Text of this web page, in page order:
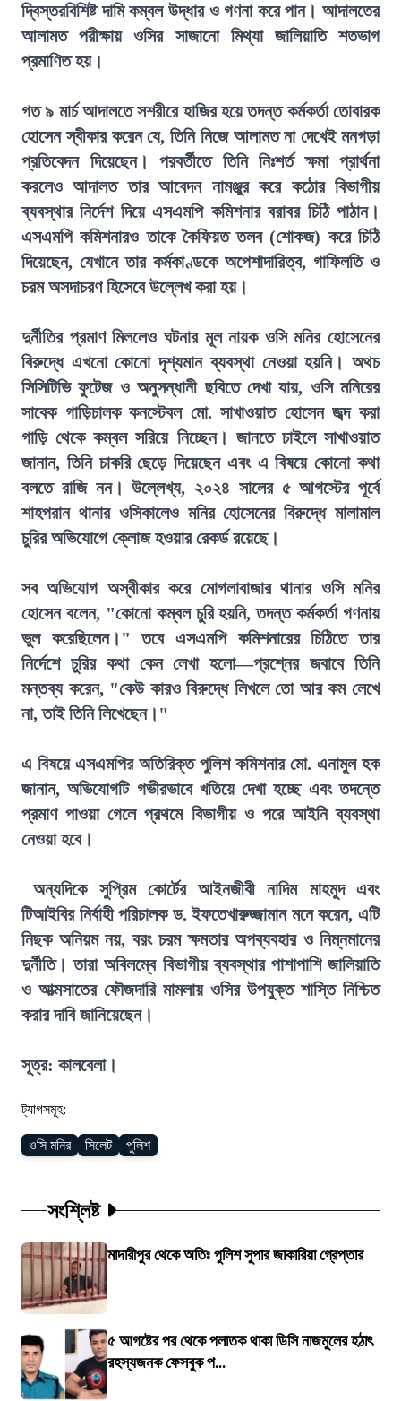
দ্বিস্তরবিশিষ্ট দামি কম্বল উদ্ধার ও গণনা করে পান। আদালতের
আলামত পরীক্ষায় ওসির সাজানো মিথ্যা জালিয়াতি শতভাগ
প্রমাণিত হয়।
গত ৯ মার্চ আদালতে সশরীরে হাজির হয়ে তদন্ত কর্মকর্তা তোবারক
হোসেন স্বীকার করেন যে, তিনি নিজে আলামত না দেখেই মনগড়া
প্রতিবেদন দিয়েছেন। পরবর্তীতে তিনি নিঃশর্ত ক্ষমা প্রার্থনা
করলেও আদালত তার আবেদন নামঞ্জুর করে কঠোর বিভাগীয়
ব্যবস্থার নির্দেশ দিয়ে এসএমপি কমিশনার বরাবর চিঠি পাঠান।
এসএমপি কমিশনারও তাকে কৈফিয়ত তলব (শোকজ) করে চিঠি
দিয়েছেন, যেখানে তার কর্মকাণ্ডকে অপেশাদারিত্ব, গাফিলতি ও
চরম অসদাচরণ হিসেবে উল্লেখ করা হয়।
দুর্নীতির প্রমাণ মিললেও ঘটনার মূল নায়ক ওসি মনির হোসেনের
বিরুদ্ধে এখনো কোনো দৃশ্যমান ব্যবস্থা নেওয়া হয়নি। অথচ
সিসিটিভি ফুটেজ ও অনুসন্ধানী ছবিতে দেখা যায়, ওসি মনিরের
সাবেক গাড়িচালক কনস্টেবল মো. সাখাওয়াত হোসেন জব্দ করা
গাড়ি থেকে কম্বল সরিয়ে নিচ্ছেন। জানতে চাইলে সাখাওয়াত
জানান, তিনি চাকরি ছেড়ে দিয়েছেন এবং এ বিষয়ে কোনো কথা
বলতে রাজি নন। উল্লেখ্য, ২০২৪ সালের ৫ আগস্টের পূর্বে
শাহপরান থানার ওসিকালেও মনির হোসেনের বিরুদ্ধে মালামাল
চুরির অভিযোগে ক্লোজ হওয়ার রেকর্ড রয়েছে।
সব অভিযোগ অস্বীকার করে মোগলাবাজার থানার ওসি মনির
হোসেন বলেন, "কোনো কম্বল চুরি হয়নি, তদন্ত কর্মকর্তা গণনায়
ভুল করেছিলেন।" তবে এসএমপি কমিশনারের চিঠিতে তার
নির্দেশে চুরির কথা কেন লেখা হলো—প্রশ্নের জবাবে তিনি
মন্তব্য করেন, "কেউ কারও বিরুদ্ধে লিখলে তো আর কম লেখে
না, তাই তিনি লিখেছেন।"
এ বিষয়ে এসএমপির অতিরিক্ত পুলিশ কমিশনার মো. এনামুল হক
জানান, অভিযোগটি গভীরভাবে খতিয়ে দেখা হচ্ছে এবং তদন্তে
প্রমাণ পাওয়া গেলে প্রথমে বিভাগীয় ও পরে আইনি ব্যবস্থা
নেওয়া হবে।
অন্যদিকে সুপ্রিম কোর্টের আইনজীবী নাদিম মাহমুদ এবং
টিআইবির নির্বাহী পরিচালক ড. ইফতেখারুজ্জামান মনে করেন, এটি
নিছক অনিয়ম নয়, বরং চরম ক্ষমতার অপব্যবহার ও নিম্নমানের
দুর্নীতি। তারা অবিলম্বে বিভাগীয় ব্যবস্থার পাশাপাশি জালিয়াতি
ও আত্মসাতের ফৌজদারি মামলায় ওসির উপযুক্ত শাস্তি নিশ্চিত
করার দাবি জানিয়েছেন।
সূত্র: কালবেলা।
ট্যাগসমূহ:
ওসি মনির সিলেট পুলিশ
সংশ্লিষ্ট
মাদারীপুর থেকে অতিঃ পুলিশ সুপার জাকারিয়া গ্রেপ্তার
৫ আগষ্টের পর থেকে পলাতক থাকা ডিসি নাজমুলের হঠাৎ
রহস্যজনক ফেসবুক প...